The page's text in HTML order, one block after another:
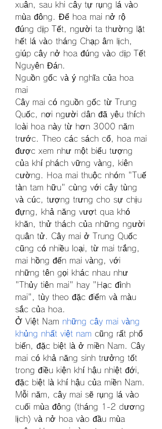
xuân, sau khi cây tự rụng lá vào
mùa đông. Để hoa mai nở rộ
đúng dịp Tết, người ta thường lặt
hết lá vào tháng Chạp âm lịch,
giúp cây nở hoa đúng vào dịp Tết
Nguyên Đán.
Nguồn gốc và ý nghĩa của hoa
mai
Cây mai có nguồn gốc từ Trung
Quốc, nơi người dân đã yêu thích
loài hoa này từ hơn 3000 năm
trước. Theo các sách cổ, hoa mai
được xem như một biểu tượng
của khí phách vững vàng, kiên
cường. Hoa mai thuộc nhóm "Tuế
tàn tam hữu" cùng với cây tùng
và cúc, tượng trưng cho sự chịu
đựng, khả năng vượt qua khó
khăn, thử thách của những người
quân tử. Cây mai ở Trung Quốc
cũng có nhiều loại, từ mai trắng,
mai hồng đến mai vàng, với
những tên gọi khác nhau như
"Thủy tiên mai" hay "Hạc đình
mai", tùy theo đặc điểm và màu
sắc của hoa.
Ở Việt Nam những cây mai vàng
khủng nhất việt nam cũng rất phổ
biến, đặc biệt là ở miền Nam. Cây
mai có khả năng sinh trưởng tốt
trong điều kiện khí hậu nhiệt đới,
đặc biệt là khí hậu của miền Nam.
Mỗi năm, cây mai sẽ rụng lá vào
cuối mùa đông (tháng 1-2 dương
lịch) và nở hoa vào đầu mùa